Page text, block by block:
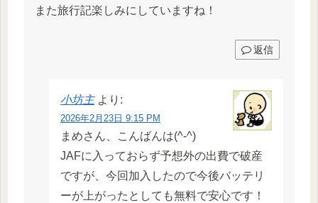
また旅行記楽しみにしていますね！
返信
小坊主 より:
2026年2月23日 9:15 PM
まめさん、こんばんは(^-^)
JAFに入っておらず予想外の出費で破産
ですが、今回加入したので今後バッテリ
ーが上がったとしても無料で安心です！